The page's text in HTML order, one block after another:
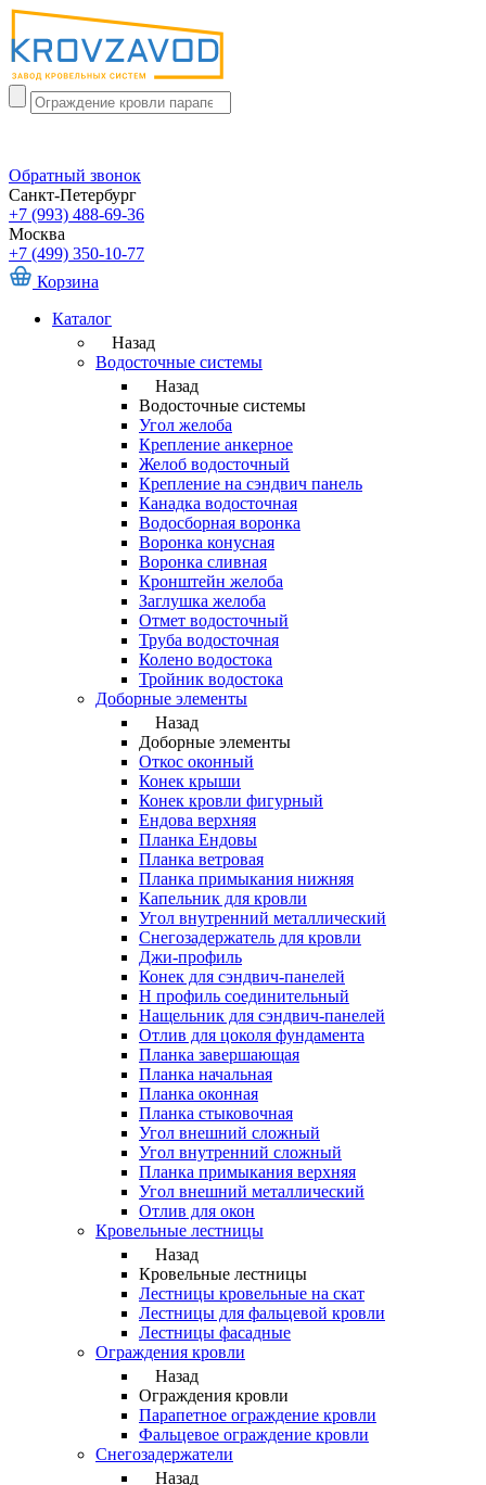
Обратный звонок
Санкт-Петербург
+7 (993) 488-69-36
Москва
+7 (499) 350-10-77
Корзина
Каталог
Назад
Водосточные системы
Назад
Водосточные системы
Угол желоба
Крепление анкерное
Желоб водосточный
Крепление на сэндвич панель
Канадка водосточная
Водосборная воронка
Воронка конусная
Воронка сливная
Кронштейн желоба
Заглушка желоба
Отмет водосточный
Труба водосточная
Колено водостока
Тройник водостока
Доборные элементы
Назад
Доборные элементы
Откос оконный
Конек крыши
Конек кровли фигурный
Ендова верхняя
Планка Ендовы
Планка ветровая
Планка примыкания нижняя
Капельник для кровли
Угол внутренний металлический
Снегозадержатель для кровли
Джи-профиль
Конек для сэндвич-панелей
Н профиль соединительный
Нащельник для сэндвич-панелей
Отлив для цоколя фундамента
Планка завершающая
Планка начальная
Планка оконная
Планка стыковочная
Угол внешний сложный
Угол внутренний сложный
Планка примыкания верхняя
Угол внешний металлический
Отлив для окон
Кровельные лестницы
Назад
Кровельные лестницы
Лестницы кровельные на скат
Лестницы для фальцевой кровли
Лестницы фасадные
Ограждения кровли
Назад
Ограждения кровли
Парапетное ограждение кровли
Фальцевое ограждение кровли
Снегозадержатели
Назад